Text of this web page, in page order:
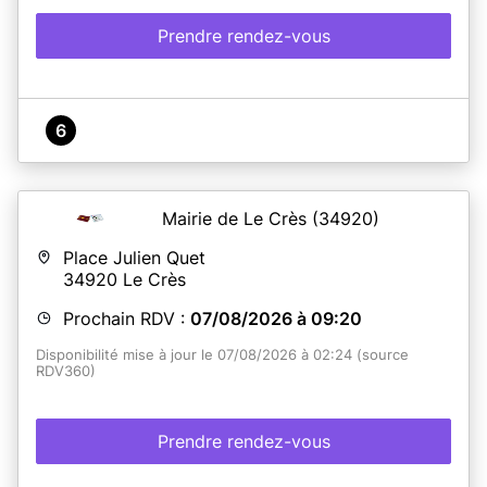
naissance pour la mère), prénoms, dates et lieux de
naissance des père et mère lors du dépôt de la
Prendre rendez-vous
6
Mairie de Le Crès (34920)
Place Julien Quet
34920 Le Crès
Prochain RDV : 07/08/2026 à 09:20
Disponibilité mise à jour le 07/08/2026 à 02:24 (source
RDV360)
Prendre rendez-vous